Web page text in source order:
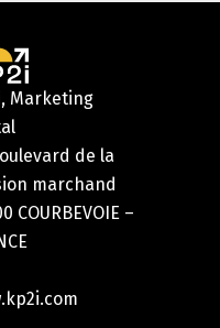
, Marketing
de la
marchand
COURBEVOIE –